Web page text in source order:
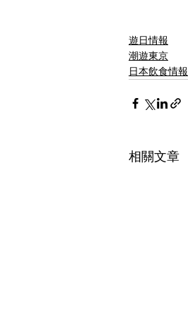
遊日情報
潮遊東京
日本飲食情報
相關文章